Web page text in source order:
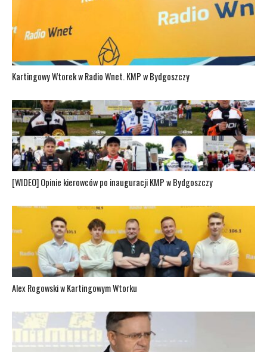
Kartingowy Wtorek w Radio Wnet. KMP w Bydgoszczy
[WIDEO] Opinie kierowców po inauguracji KMP w Bydgoszczy
Alex Rogowski w Kartingowym Wtorku